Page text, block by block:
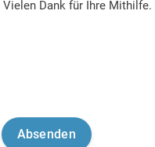
Vielen Dank für Ihre Mithilfe.